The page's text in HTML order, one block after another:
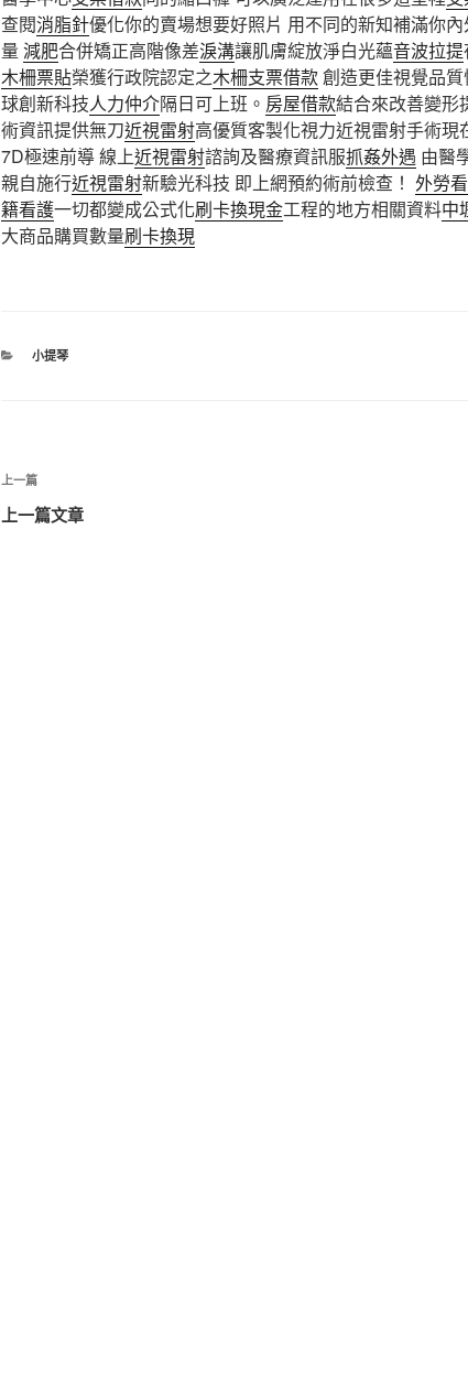
查閱消脂針優化你的賣場想要好照片 用不同的新知補滿你
量 減肥合併矯正高階像差淚溝讓肌膚綻放淨白光蘊音波拉提
木柵票貼榮獲行政院認定之木柵支票借款創造更佳視覺品
球創新科技人力仲介隔日可上班。 房屋借款結合來改善變形
術資訊提供無刀近視雷射高優質客製化視力近視雷射手術現
7D極速前導 線上近視雷射諮詢及醫療資訊服抓姦外遇 由醫
親自施行近視雷射新驗光科技 即上網預約術前檢查！ 外勞
籍看護一切都變成公式化刷卡換現金工程的地方相關資料中
大商品購買數量刷卡換現
分
小提琴
文
章
上
一
上一篇
上一篇文章